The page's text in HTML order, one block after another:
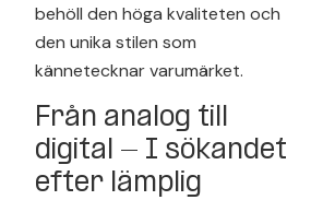
behöll den höga kvaliteten och
den unika stilen som
kännetecknar varumärket.
Från analog till
digital - I sökandet
efter lämplig